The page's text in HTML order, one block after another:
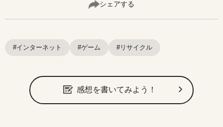
シェアする
#インターネット #ゲーム #リサイクル
感想を書いてみよう！